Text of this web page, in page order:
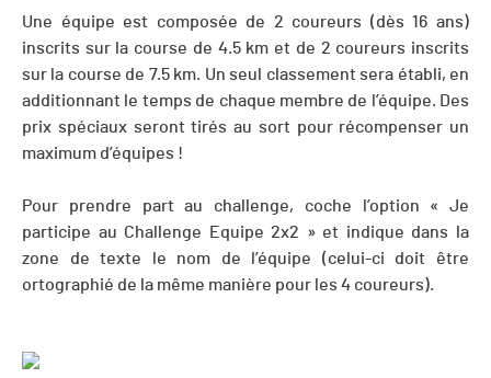
Une équipe est composée de 2 coureurs (dès 16 ans)
inscrits sur la course de 4.5 km et de 2 coureurs inscrits
sur la course de 7.5 km. Un seul classement sera établi, en
additionnant le temps de chaque membre de l’équipe. Des
prix spéciaux seront tirés au sort pour récompenser un
maximum d’équipes !
Pour prendre part au challenge, coche l’option « Je
participe au Challenge Equipe 2x2 » et indique dans la
zone de texte le nom de l’équipe (celui-ci doit être
ortographié de la même manière pour les 4 coureurs).